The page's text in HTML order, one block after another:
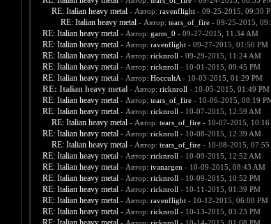
RE: Italian heavy metal - Автор: ravenflight- 09-25-2015, 09:30
RE: Italian heavy metal - Автор: tears_of_fire- 09-25-2015,
RE: Italian heavy metal - Автор: garm_0 - 09-27-2015, 11:34 AM
RE: Italian heavy metal - Автор: ravenflight- 09-27-2015, 01:50 PM
RE: Italian heavy metal - Автор: ricknroll - 09-29-2015, 11:24 AM
RE: Italian heavy metal - Автор: ricknroll - 10-01-2015, 09:45 PM
RE: Italian heavy metal - Автор: HoccultA- 10-03-2015, 01:29 PM
RE: Italian heavy metal - Автор: ricknroll - 10-05-2015, 01:49 PM
RE: Italian heavy metal - Автор: tears_of_fire- 10-06-2015, 08:19
RE: Italian heavy metal - Автор: ricknroll - 10-07-2015, 12:59 AM
RE: Italian heavy metal - Автор: tears_of_fire- 10-07-2015, 10:16
RE: Italian heavy metal - Автор: ricknroll - 10-08-2015, 12:39 AM
RE: Italian heavy metal - Автор: tears_of_fire- 10-08-2015, 07:55
RE: Italian heavy metal - Автор: ricknroll - 10-09-2015, 12:52 AM
RE: Italian heavy metal - Автор: ivanargen - 10-09-2015, 08:43 AM
RE: Italian heavy metal - Автор: ricknroll - 10-09-2015, 10:52 PM
RE: Italian heavy metal - Автор: ricknroll - 10-11-2015, 01:39 PM
RE: Italian heavy metal - Автор: ravenflight- 10-12-2015, 06:08 PM
RE: Italian heavy metal - Автор: ricknroll - 10-13-2015, 03:23 PM